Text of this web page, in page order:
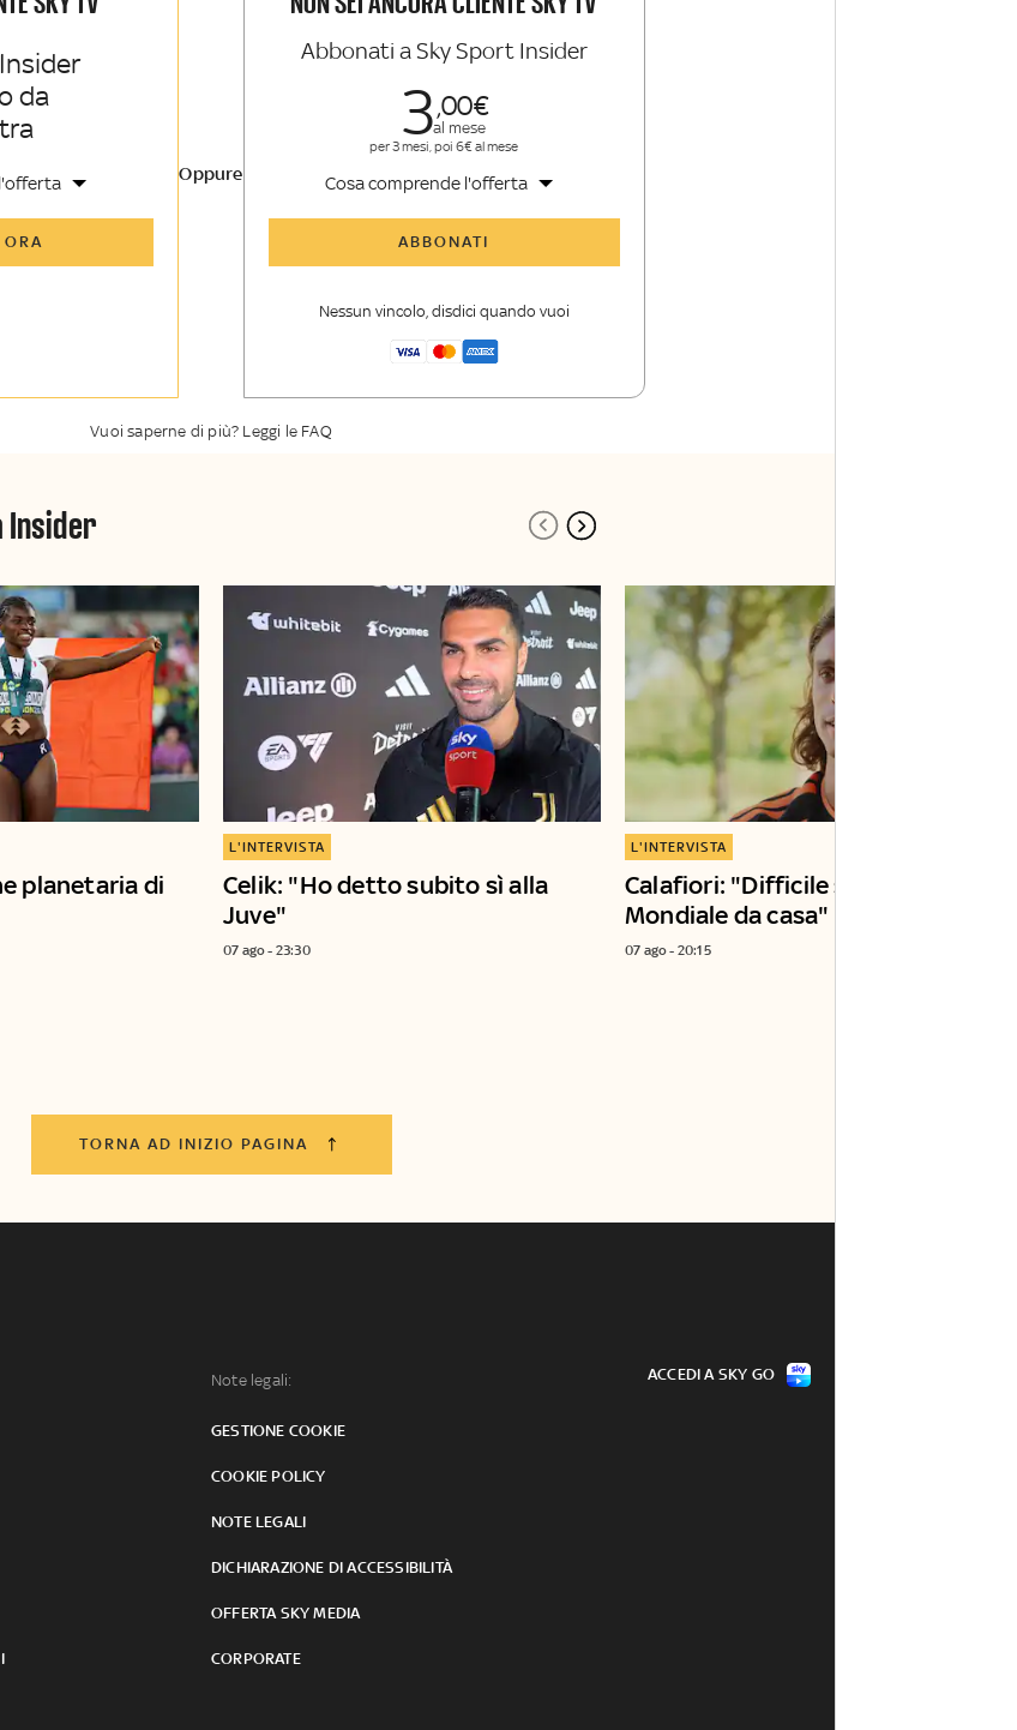
da
Oppure
Abbonati a Sky Sport Insider
300
al mese
per 3 mesi, poi 6€ al mese
Cosa comprende l'offerta
Sport
La newsletter esclusiva di Sky Sport
ABBONATI
Nessun vincolo, disdici quando vuoi
Vuoi saperne di più? Leggi le FAQ
Insider
planetaria di
Celik: "Ho detto subito sì alla
Juve"
L'INTERVISTA
07 ago - 23:30
Calafiori: "Difficile seguire il
Mondiale da casa"
L'INTERVISTA
07 ago - 20:15
TORNA AD INIZIO PAGINA
Note legali:
GESTIONE COOKIE
COOKIE POLICY
NOTE LEGALI
DICHIARAZIONE DI ACCESSIBILITÀ
OFFERTA SKY MEDIA
CORPORATE
ACCEDI A SKY GO